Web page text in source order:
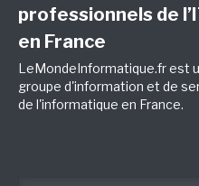
professionnels de
en France
LeMondeInformatique.fr est
groupe d'information et de
de l'informatique en France.